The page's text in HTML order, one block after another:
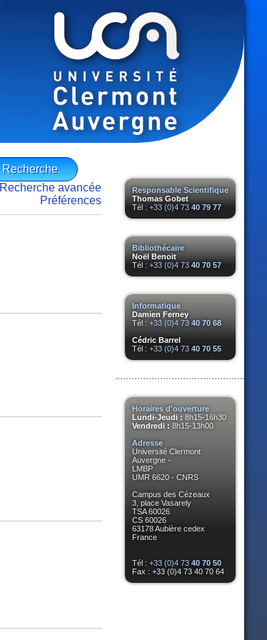
Responsable Scientifique
Thomas Gobet
Tél : +33 (0)4 73 40 79 77
Bibliothécaire
Noël Benoit
Tél : +33 (0)4 73 40 70 57
Informatique
Damien Ferney
Tél : +33 (0)4 73 40 70 68
Cédric Barrel
Tél : +33 (0)4 73 40 70 55
Horaires d'ouverture
Lundi-Jeudi : 8h15-16h30
Vendredi : 8h15-13h00
Adresse
Université Clermont
Auvergne -
LMBP
UMR 6620 - CNRS
Campus des Cézeaux
3, place Vasarely
TSA 60026
CS 60026
63178 Aubière cedex
France
Tél : +33 (0)4 73 40 70 50
Fax : +33 (0)4 73 40 70 64
Recherche avancée
Préférences